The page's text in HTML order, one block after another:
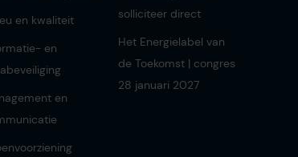
en kwaliteit
en
en
solliciteer direct
Het Energielabel van
de Toekomst | congres
28 januari 2027